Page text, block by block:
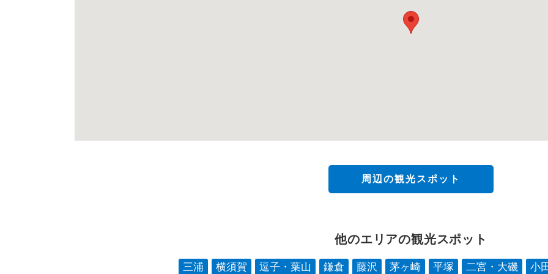
周辺の観光スポット
他のエリアの観光スポット
三浦 横須賀 逗子・葉山 鎌倉 藤沢 茅ヶ崎 平塚 二宮・大磯 小